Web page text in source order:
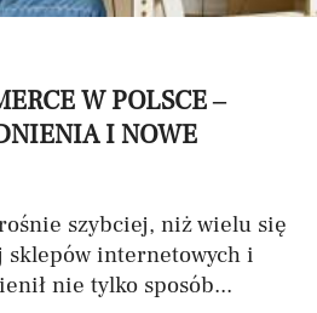
W POLSCE –
I NOWE
szybciej, niż wielu się
sklepów internetowych i
nie tylko sposób...